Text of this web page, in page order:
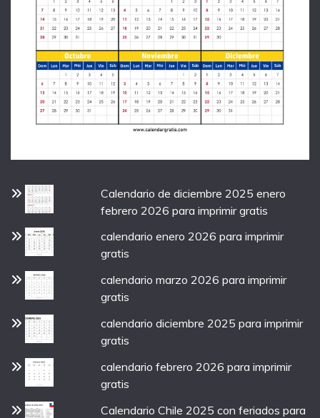
Calendario de diciembre 2025 enero
febrero 2026 para imprimir gratis
calendario enero 2026 para imprimir
gratis
calendario marzo 2026 para imprimir
gratis
calendario diciembre 2025 para imprimir
gratis
calendario febrero 2026 para imprimir
gratis
Calendario Chile 2025 con feriados para